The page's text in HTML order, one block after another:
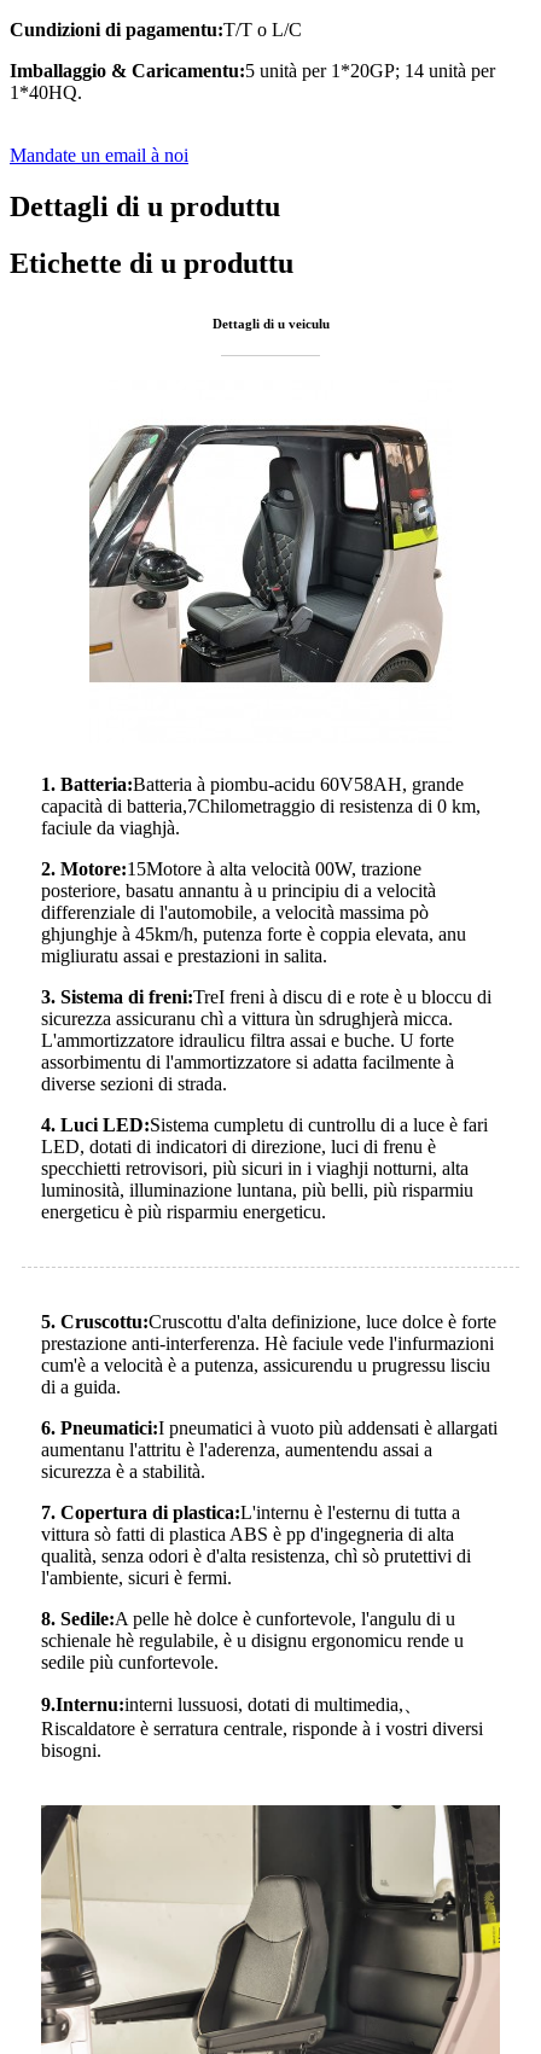
Cundizioni di pagamentu:T/T o L/C
Imballaggio & Caricamentu:5 unità per 1*20GP; 14 unità per
1*40HQ.
Mandate un email à noi
Dettagli di u produttu
Etichette di u produttu
Dettagli di u veiculu
1. Batteria:Batteria à piombu-acidu 60V58AH, grande
capacità di batteria,7Chilometraggio di resistenza di 0 km,
faciule da viaghjà.
2. Motore:15Motore à alta velocità 00W, trazione
posteriore, basatu annantu à u principiu di a velocità
differenziale di l'automobile, a velocità massima pò
ghjunghje à 45km/h, putenza forte è coppia elevata, anu
migliuratu assai e prestazioni in salita.
3. Sistema di freni:TreI freni à discu di e rote è u bloccu di
sicurezza assicuranu chì a vittura ùn sdrughjerà micca.
L'ammortizzatore idraulicu filtra assai e buche. U forte
assorbimentu di l'ammortizzatore si adatta facilmente à
diverse sezioni di strada.
4. Luci LED:Sistema cumpletu di cuntrollu di a luce è fari
LED, dotati di indicatori di direzione, luci di frenu è
specchietti retrovisori, più sicuri in i viaghji notturni, alta
luminosità, illuminazione luntana, più belli, più risparmiu
energeticu è più risparmiu energeticu.
5. Cruscottu:Cruscottu d'alta definizione, luce dolce è forte
prestazione anti-interferenza. Hè faciule vede l'infurmazioni
cum'è a velocità è a putenza, assicurendu u prugressu lisciu
di a guida.
6. Pneumatici:I pneumatici à vuoto più addensati è allargati
aumentanu l'attritu è ​​l'aderenza, aumentendu assai a
sicurezza è a stabilità.
7. Copertura di plastica:L'internu è l'esternu di tutta a
vittura sò fatti di plastica ABS è pp d'ingegneria di alta
qualità, senza odori è d'alta resistenza, chì sò prutettivi di
l'ambiente, sicuri è fermi.
8. Sedile:A pelle hè dolce è cunfortevole, l'angulu di u
schienale hè regulabile, è u disignu ergonomicu rende u
sedile più cunfortevole.
9.Internu:interni lussuosi, dotati di multimedia,
Riscaldatore è serratura centrale, risponde à i vostri diversi
bisogni.